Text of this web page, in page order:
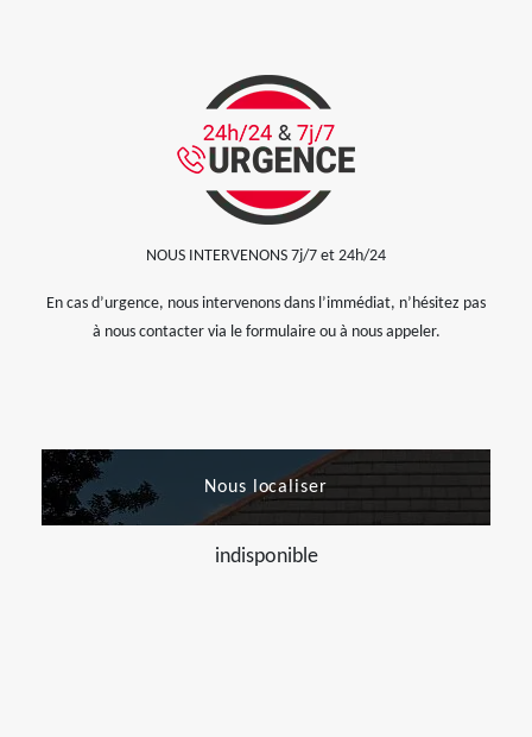
NOUS INTERVENONS 7j/7 et 24h/24
En cas d’urgence, nous intervenons dans l’immédiat, n’hésitez pas
à nous contacter via le formulaire ou à nous appeler.
Nous localiser
indisponible